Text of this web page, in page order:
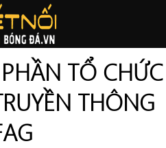
TỔ CHỨC
THÔNG